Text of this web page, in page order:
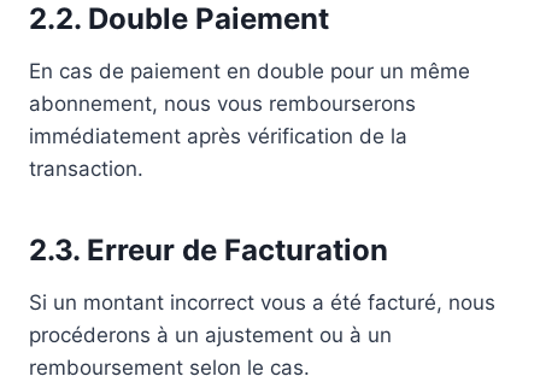
2.2. Double Paiement
En cas de paiement en double pour un même
abonnement, nous vous rembourserons
immédiatement après vérification de la
transaction.
2.3. Erreur de Facturation
Si un montant incorrect vous a été facturé, nous
procéderons à un ajustement ou à un
remboursement selon le cas.